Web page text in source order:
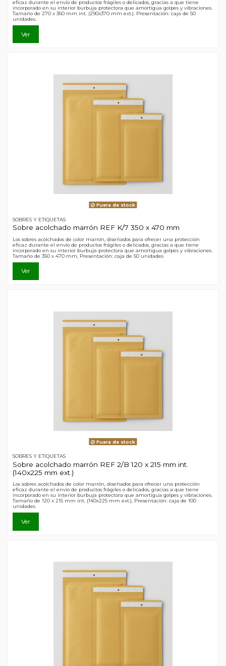
eficaz durante el envío de productos frágiles o delicados, gracias a que tiene
incorporado en su interior burbuja protectora que amortigua golpes y vibraciones.
Tamaño de 270 x 360 mm int. (290x370 mm ext.). Presentación: caja de 50
unidades.
Ver
Fuera de stock
SOBRES Y ETIQUETAS
Sobre acolchado marrón REF K/7 350 x 470 mm
Los sobres acolchados de color marrón, diseñados para ofrecer una protección
eficaz durante el envío de productos frágiles o delicados, gracias a que tiene
incorporado en su interior burbuja protectora que amortigua golpes y vibraciones.
Tamaño de 350 x 470 mm, Presentación: caja de 50 unidades
Ver
Fuera de stock
SOBRES Y ETIQUETAS
Sobre acolchado marrón REF 2/B 120 x 215 mm int.
(140x225 mm ext.)
Los sobres acolchados de color marrón, diseñados para ofrecer una protección
eficaz durante el envío de productos frágiles o delicados, gracias a que tiene
incorporado en su interior burbuja protectora que amortigua golpes y vibraciones.
Tamaño de 120 x 215 mm int. (140x225 mm ext.), Presentación: caja de 100
unidades
Ver